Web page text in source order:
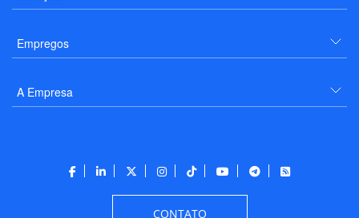
Empregos
A Empresa
CONTATO